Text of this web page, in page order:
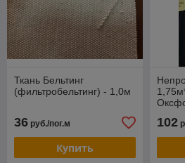
Ткань Бельтинг
(фильтробельтинг) - 1,0м
36 руб./пог.м
Купить
102